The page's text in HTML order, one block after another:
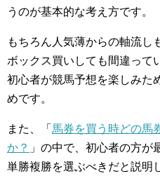
うのが基本的な考え方です。
もちろん人気薄からの軸流し
ボックス買いしても間違って
初心者が競馬予想を楽しみた
めです。
また、「 馬券を買う時どの馬
か？ 」の中で、初心者の方が
単勝複勝を選ぶべきだと説明